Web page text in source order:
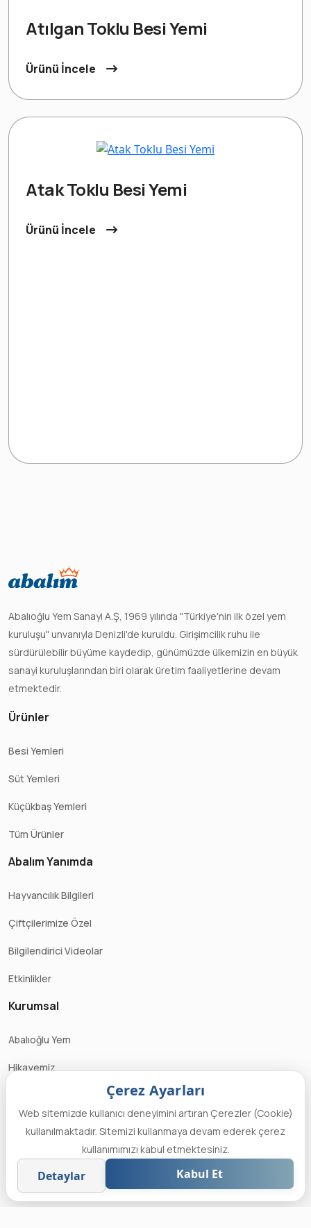
Atılgan Toklu Besi Yemi
Ürünü İncele
Atak Toklu Besi Yemi
Ürünü İncele
Abalıoğlu Yem Sanayi A.Ş, 1969 yılında "Türkiye'nin ilk özel yem
kuruluşu" unvanıyla Denizli'de kuruldu. Girişimcilik ruhu ile
sürdürülebilir büyüme kaydedip, günümüzde ülkemizin en büyük
sanayi kuruluşlarından biri olarak üretim faaliyetlerine devam
etmektedir.
Ürünler
Besi Yemleri
Süt Yemleri
Küçükbaş Yemleri
Tüm Ürünler
Abalım Yanımda
Hayvancılık Bilgileri
Çiftçilerimize Özel
Bilgilendirici Videolar
Etkinlikler
Kurumsal
Abalıoğlu Yem
Hikayemiz
Bizi Takip Edin
Çerez Ayarları
Web sitemizde kullanıcı deneyimini artıran Çerezler (Cookie)
kullanılmaktadır. Sitemizi kullanmaya devam ederek çerez
kullanımımızı kabul etmektesiniz.
Detaylar Kabul Et